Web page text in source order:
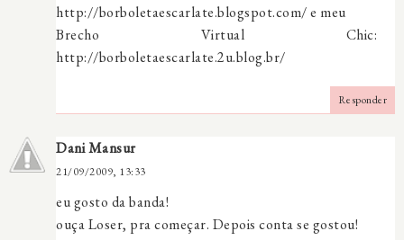
http://borboletaescarlate.blogspot.com/ e meu
Brecho Virtual Chic:
http://borboletaescarlate.2u.blog.br/
Responder
Dani Mansur
21/09/2009, 13:33
eu gosto da banda!
ouça Loser, pra começar. Depois conta se gostou!